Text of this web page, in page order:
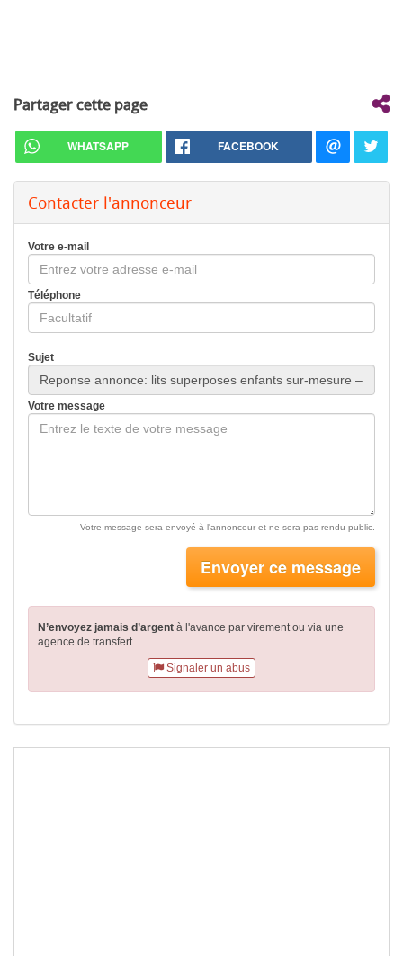
Partager cette page
WHATSAPP FACEBOOK
Contacter l'annonceur
Votre e-mail
Téléphone
Sujet
Votre message
Votre message sera envoyé à l'annonceur et ne sera pas rendu public.
Envoyer ce message
N’envoyez jamais d’argent à l'avance par virementou via une
agence de transfert.
Signaler un abus